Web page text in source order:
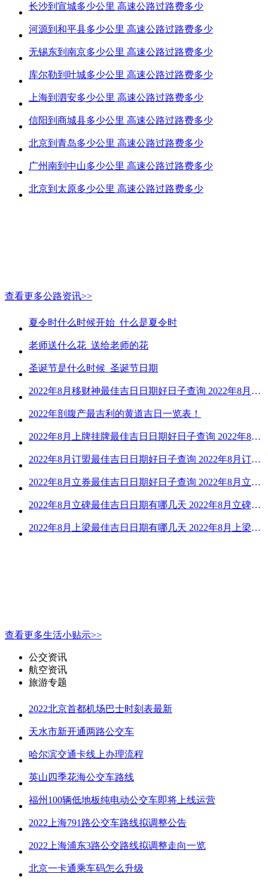
长沙到宣城多少公里 高速公路过路费多少
河源到和平县多少公里 高速公路过路费多少
无锡东到南京多少公里 高速公路过路费多少
库尔勒到叶城多少公里 高速公路过路费多少
上海到泗安多少公里 高速公路过路费多少
信阳到商城县多少公里 高速公路过路费多少
北京到青岛多少公里 高速公路过路费多少
广州南到中山多少公里 高速公路过路费多少
北京到太原多少公里 高速公路过路费多少
查看更多公路资讯>>
夏令时什么时候开始_什么是夏令时
老师送什么花_送给老师的花
圣诞节是什么时候_圣诞节日期
2022年8月移财神最佳吉日日期好日子查询 2022年8月移财神吉日一览
2022年剖腹产最吉利的黄道吉日一览表！
2022年8月上牌挂牌最佳吉日日期好日子查询 2022年8月上牌吉日精选
2022年8月订盟最佳吉日日期好日子查询 2022年8月订盟黄道吉日一览
2022年8月立券最佳吉日日期好日子查询 2022年8月立券的黄道吉日一览
2022年8月立碑最佳吉日日期有哪几天 2022年8月立碑吉日查询
2022年8月上梁最佳吉日日期有哪几天 2022年8月上梁的黄道吉日
查看更多生活小贴示>>
公交资讯
航空资讯
旅游专题
2022北京首都机场巴士时刻表最新
天水市新开通两路公交车
哈尔滨交通卡线上办理流程
英山四季花海公交车路线
福州100辆低地板纯电动公交车即将上线运营
2022上海791路公交车路线拟调整公告
2022上海浦东3路公交路线拟调整走向一览
北京一卡通乘车码怎么升级